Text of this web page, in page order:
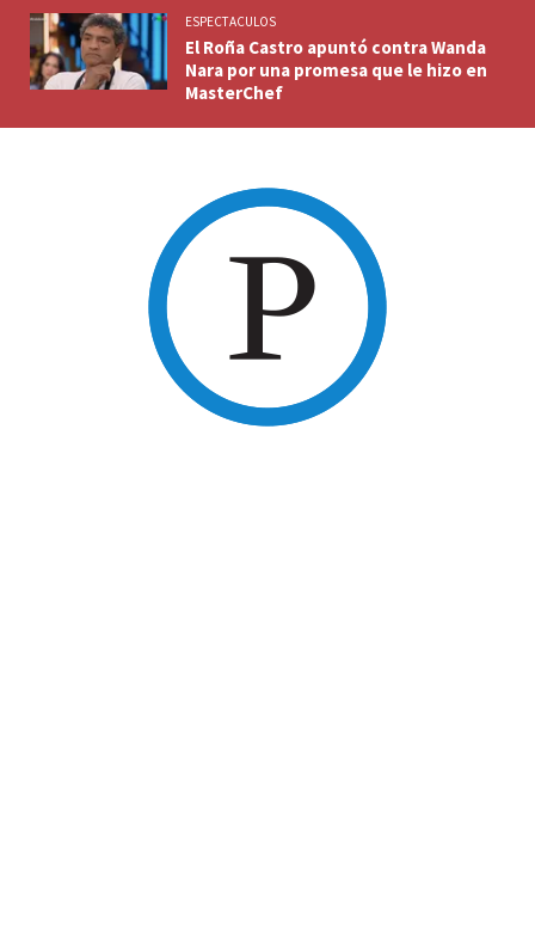
ESPECTACULOS
El Roña Castro apuntó contra Wanda
Nara por una promesa que le hizo en
MasterChef